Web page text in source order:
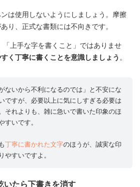
は使用しないようにしましょう。摩擦
り、正式な書類には不向きです。
「上手な字を書くこと」ではありませ
く丁寧に書くことを意識しましょう 。
ないから不利になるのでは」と不安にな
ですが、必要以上に気にしすぎる必要は
それよりも、雑に急いで書いた印象のほ
すいです。
丁寧に書かれた文字のほうが、誠実な印
やすいですよ。
たら下書きを消す